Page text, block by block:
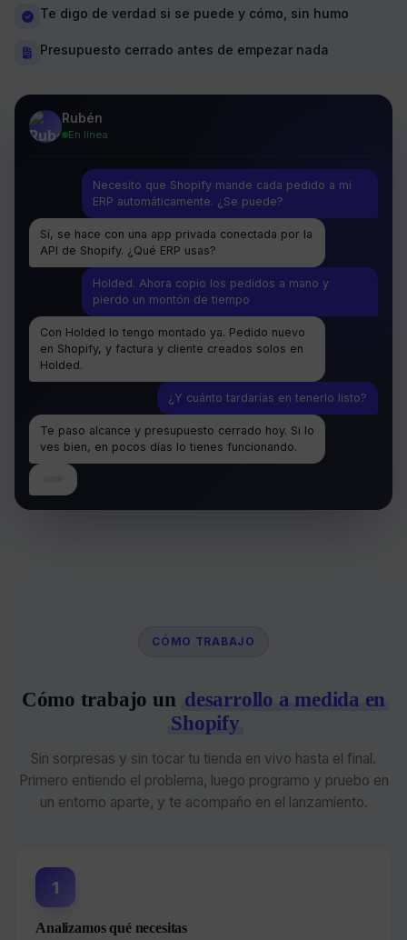
Te digo de verdad si se puede y cómo, sin humo
Presupuesto cerrado antes de empezar nada
Rubén
En línea
Necesito que Shopify mande cada pedido a mi
ERP automáticamente. ¿Se puede?
Sí, se hace con una app privada conectada por la
API de Shopify. ¿Qué ERP usas?
Holded. Ahora copio los pedidos a mano y
pierdo un montón de tiempo
Con Holded lo tengo montado ya. Pedido nuevo
en Shopify, y factura y cliente creados solos en
Holded.
¿Y cuánto tardarías en tenerlo listo?
Te paso alcance y presupuesto cerrado hoy. Si lo
ves bien, en pocos días lo tienes funcionando.
CÓMO TRABAJO
Cómo trabajo un desarrollo a medida en
Shopify
Sin sorpresas y sin tocar tu tienda en vivo hasta el final.
Primero entiendo el problema, luego programo y pruebo en
un entorno aparte, y te acompaño en el lanzamiento.
1
Analizamos qué necesitas